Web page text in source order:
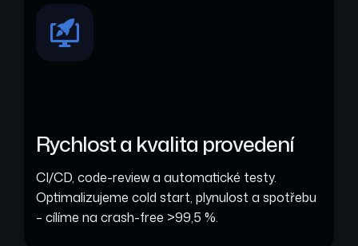
Rychlost a kvalita provedení
CI/CD, code-review a automatické testy.
Optimalizujeme cold start, plynulost a spotřebu
– cílíme na crash-free >99,5 %.